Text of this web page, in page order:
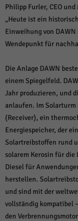
Philipp Furler, CEO
„Heute ist ein
Einweihung von
Wendepunkt für
Die Anlage DAWN
einem Spiegelfeld.
Jahr produzieren, und
anlaufen. Im
(Receiver), ein
Energiespeicher, der
Solartreibstoffen rund
solarem Kerosin für
Diesel für
herstellen.
und sind mit der
vollständig kompatibel
den
über Websites hinweg
Externe Medien
standardmäßig
werden, bedarf der
mehr.
powered by Borlabs Cookie